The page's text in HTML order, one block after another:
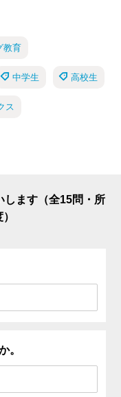
教育
中学生 高校生
ス
します（全15問・所
。